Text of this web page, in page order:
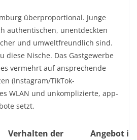
überproportional. Junge
authentischen, unentdeckten
und umweltfreundlich sind.
diese Nische. Das Gastgewerbe
vermehrt auf ansprechende
(Instagram/TikTok-
WLAN und unkomplizierte, app-
setzt.
Verhalten der
Angebot in